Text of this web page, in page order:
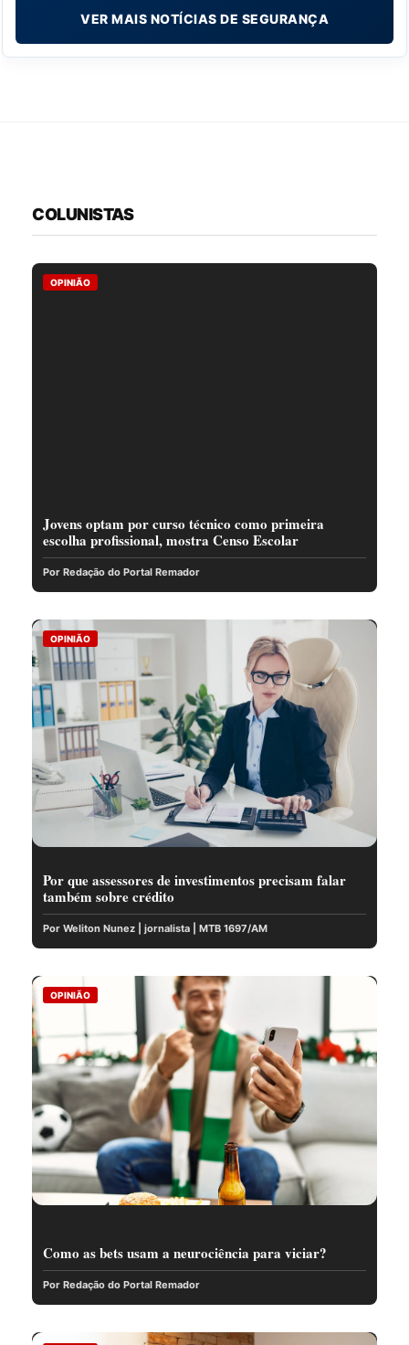
VER MAIS NOTÍCIAS DE SEGURANÇA
COLUNISTAS
OPINIÃO
Jovens optam por curso técnico como primeira
escolha profissional, mostra Censo Escolar
Por Redação do Portal Remador
OPINIÃO
Por que assessores de investimentos precisam falar
também sobre crédito
Por Weliton Nunez | jornalista | MTB 1697/AM
OPINIÃO
Como as bets usam a neurociência para viciar?
Por Redação do Portal Remador